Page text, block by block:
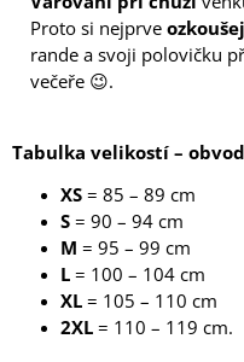
Proto si nejprve ozkoušej
rande a svoji polovičku
večeře 😉.
Tabulka velikostí –
XS = 85 – 89 cm
S = 90 – 94 cm
M = 95 – 99 cm
L = 100 – 104 cm
XL = 105 – 110 cm
2XL = 110 – 119 cm.